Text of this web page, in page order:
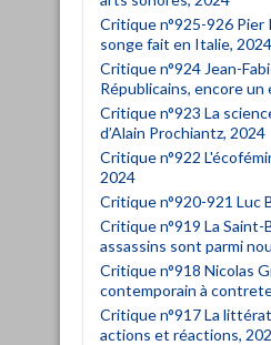
Critique n°925-926 Pier
songe fait en Italie, 2024
Critique n°924 Jean-
Républicains, encore
Critique n°923 La
d’Alain Prochiantz, 2024
Critique n°922
2024
Critique n°920-921 Luc
Critique n°919 La Saint-
assassins sont parmi
Critique n°918 Nicolas
contemporain à
Critique n°917 La
actions et réactions,